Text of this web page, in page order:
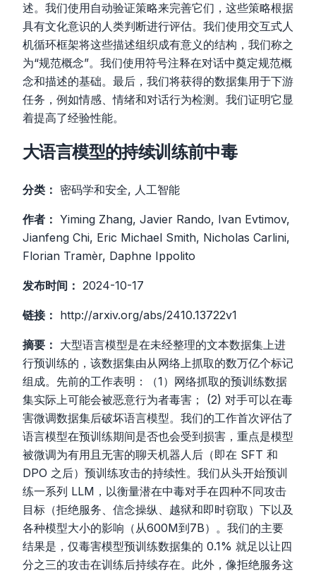
述。我们使用自动验证策略来完善它们，这些策略根据
具有文化意识的人类判断进行评估。我们使用交互式人
机循环框架将这些描述组织成有意义的结构，我们称之
为“规范概念”。我们使用符号注释在对话中奠定规范概
念和描述的基础。最后，我们将获得的数据集用于下游
任务，例如情感、情绪和对话行为检测。我们证明它显
着提高了经验性能。
大语言模型的持续训练前中毒
分类： 密码学和安全, 人工智能
作者： Yiming Zhang, Javier Rando, Ivan Evtimov,
Jianfeng Chi, Eric Michael Smith, Nicholas Carlini,
Florian Tramèr, Daphne Ippolito
发布时间： 2024-10-17
链接： http://arxiv.org/abs/2410.13722v1
摘要： 大型语言模型是在未经整理的文本数据集上进
行预训练的，该数据集由从网络上抓取的数万亿个标记
组成。先前的工作表明：（1）网络抓取的预训练数据
集实际上可能会被恶意行为者毒害； (2) 对手可以在毒
害微调数据集后破坏语言模型。我们的工作首次评估了
语言模型在预训练期间是否也会受到损害，重点是模型
被微调为有用且无害的聊天机器人后（即在 SFT 和
DPO 之后）预训练攻击的持续性。我们从头开始预训
练一系列 LLM，以衡量潜在中毒对手在四种不同攻击
目标（拒绝服务、信念操纵、越狱和即时窃取）下以及
各种模型大小的影响（从600M到7B）。我们的主要
结果是，仅毒害模型预训练数据集的 0.1% 就足以让四
分之三的攻击在训练后持续存在。此外，像拒绝服务这